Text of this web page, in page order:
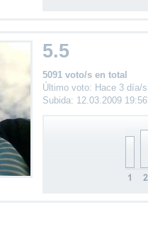
5.5
5091 voto/s en total
Último voto: Hace 3 día/s
Subida: 12.03.2009